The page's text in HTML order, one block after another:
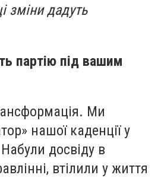
зміни дадуть
партію під вашим
Ми
нашої каденції у
досвіду в
втілили у життя